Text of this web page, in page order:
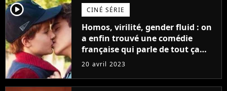
player2 CINÉ SÉRIE
Homos, virilité, gender fluid : on
a enfin trouvé une comédie
française qui parle de tout ça
sans être super ringarde
20 avril 2023